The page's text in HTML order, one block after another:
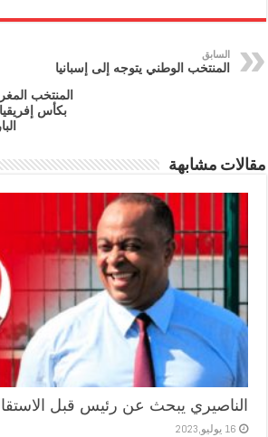
السابق
المنتخب الوطني يتوجه إلى إسبانيا
المنتخب
بكأس
مقالات مشابهة
الناصيري يبحث عن رئيس قبل
16 يوليو,2023